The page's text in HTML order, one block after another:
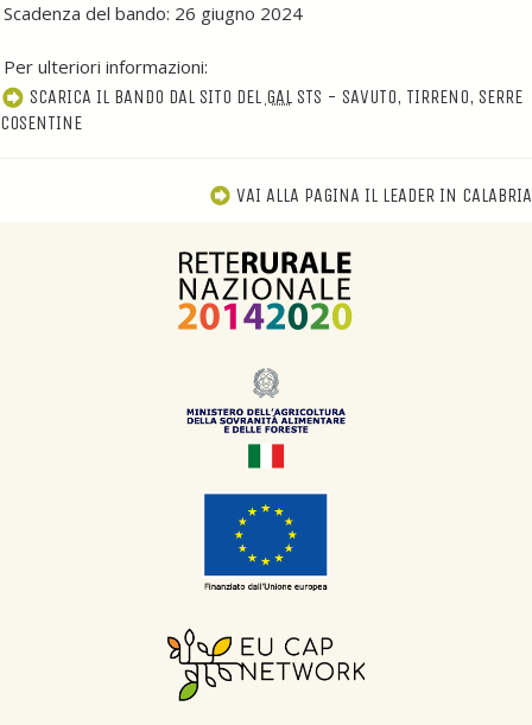
Scadenza del bando: 26 giugno 2024
Per ulteriori informazioni:
SCARICA IL BANDO DAL SITO DEL GALSTS - SAVUTO, TIRRENO, SERRE
COSENTINE
VAI ALLA PAGINA IL LEADER IN CALABRIA